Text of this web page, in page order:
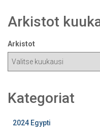
Arkistot
Arkistot
Kategoriat
2024 Egypti